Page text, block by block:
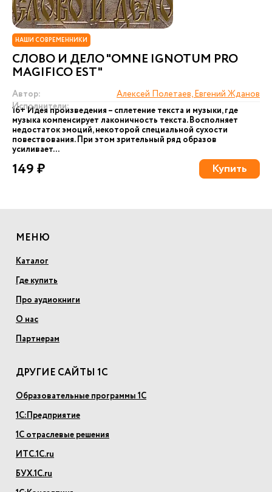
НАШИ СОВРЕМЕННИКИ
СЛОВО И ДЕЛО "OMNE IGNOTUM PRO
MAGIFICO EST"
Автор:
Алексей Полетаев, Евгений Жданов
Исполнители:
16+ Идея произведения – сплетение текста и музыки, где
музыка компенсирует лаконичность текста. Восполняет
недостаток эмоций, некоторой специальной сухости
повествования. При этом зрительный ряд образов
усиливает...
149 ₽ Купить
МЕНЮ
Каталог
Где купить
Про аудиокниги
О нас
Партнерам
ДРУГИЕ САЙТЫ 1С
Образовательные программы 1С
1С:Предприятие
1С отраслевые решения
ИТС.1С.ru
БУХ.1С.ru